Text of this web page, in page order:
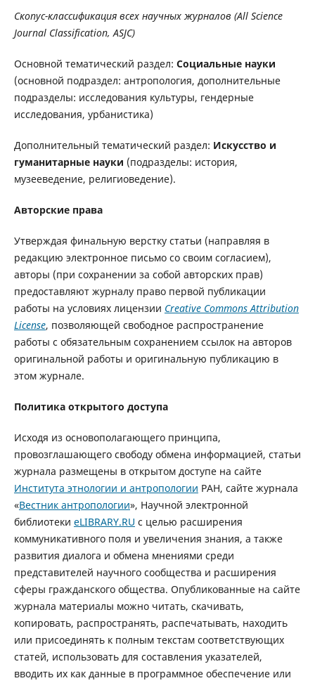
Скопус-классификация всех научных журналов (All Science
Journal Classification, ASJC)
Основной тематический раздел: Социальные науки
(основной подраздел: антропология, дополнительные
подразделы: исследования культуры, гендерные
исследования, урбанистика)
Дополнительный тематический раздел: Искусство и
гуманитарные науки (подразделы: история,
музееведение, религиоведение).
Авторские права
Утверждая финальную верстку статьи (направляя в
редакцию электронное письмо со своим согласием),
авторы (при сохранении за собой авторских прав)
предоставляют журналу право первой публикации
работы на условиях лицензии Creative Commons Attribution
License, позволяющей свободное распространение
работы с обязательным сохранением ссылок на авторов
оригинальной работы и оригинальную публикацию в
этом журнале.
Политика открытого доступа
Исходя из основополагающего принципа,
провозглашающего свободу обмена информацией, статьи
журнала размещены в открытом доступе на сайте
Института этнологии и антропологии РАН, сайте журнала
«Вестник антропологии», Научной электронной
библиотеки eLIBRARY.RU с целью расширения
коммуникативного поля и увеличения знания, а также
развития диалога и обмена мнениями среди
представителей научного сообщества и расширения
сферы гражданского общества. Опубликованные на сайте
журнала материалы можно читать, скачивать,
копировать, распространять, распечатывать, находить
или присоединять к полным текстам соответствующих
статей, использовать для составления указателей,
вводить их как данные в программное обеспечение или